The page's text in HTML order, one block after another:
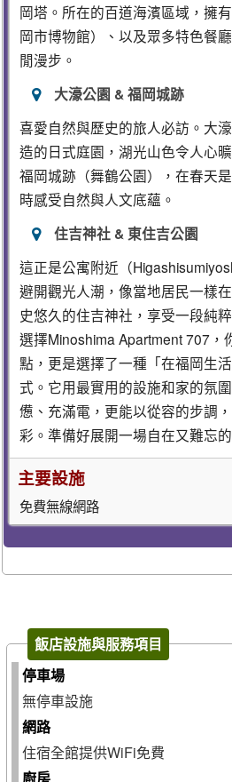
岡塔。所在的百道海濱區域，擁
岡市博物館）、以及眾多特色餐
閒漫步。
大濠公園 & 福岡城跡
喜愛自然與歷史的旅人必訪。大
造的日式庭園，湖光山色令人心
福岡城跡（舞鶴公園），在春天
時感受自然與人文底蘊。
住吉神社 & 東住吉公園
這正是公寓附近（
避開觀光人潮，像當地居民一樣
史悠久的住吉神社，享受一段純
選擇Minoshima Apartment 707，
點，更是選擇了一種「在福岡生
式。它用最實用的設施和家的氛
憊、充滿電，更能以從容的步調
彩。準備好展開一場自在又難忘
主要設施
免費無線網路
飯店設施與服務項目
停車場
無停車設施
網路
住宿全館提供WiFi免費